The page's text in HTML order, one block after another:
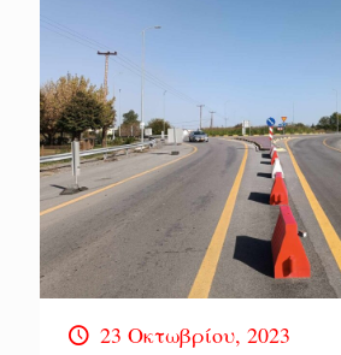
23 Οκτωβρίου, 2023